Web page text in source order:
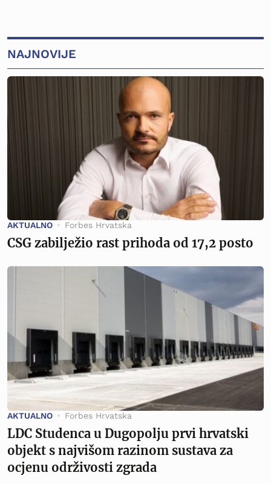
NAJNOVIJE
AKTUALNO Forbes Hrvatska
CSG zabilježio rast prihoda od 17,2 posto
AKTUALNO Forbes Hrvatska
LDC Studenca u Dugopolju prvi hrvatski
objekt s najvišom razinom sustava za
ocjenu održivosti zgrada